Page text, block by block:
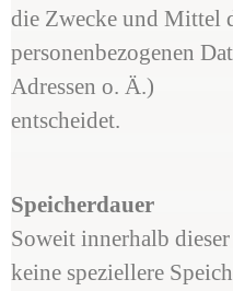
die Zwecke und Mittel
personenbezogenen
Adressen o. Ä.)
entscheidet.
Speicherdauer
Soweit innerhalb
keine speziellere